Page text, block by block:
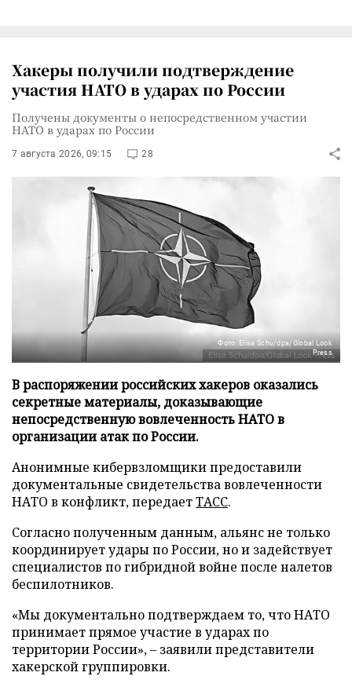
Хакеры получили подтверждение
участия НАТО в ударах по России
Получены документы о непосредственном участии
НАТО в ударах по России
7 августа 2026, 09:15 28
Фото: Elisa Schu/dpa/Global Look
Press
В распоряжении российских хакеров оказались
секретные материалы, доказывающие
непосредственную вовлеченность НАТО в
организации атак по России.
Анонимные кибервзломщики предоставили
документальные свидетельства вовлеченности
НАТО в конфликт, передаетТАСС.
Согласно полученным данным, альянс не только
координирует удары по России, но и задействует
специалистов по гибридной войне после налетов
беспилотников.
«Мы документально подтверждаем то, что НАТО
принимает прямое участие в ударах по
территории России», – заявили представители
хакерской группировки.